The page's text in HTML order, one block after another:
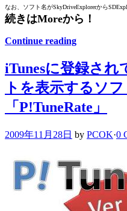
なお、ソフト名がSkyDriveExplorerから
続きはMoreから！
Continue reading
iTunesに登録され
トを表示するソ
「P!TuneRate」
2009年11月28日 by PCOK·0